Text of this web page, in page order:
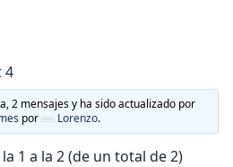
4
2 mensajes y ha sido actualizado por
por Lorenzo.
1 a la 2 (de un total de 2)